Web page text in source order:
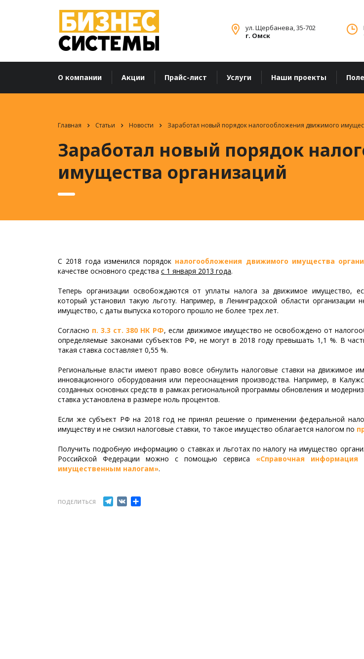
ул. Щербанева, 35-702
г. Омск
О компании Акции Прайс-лист Услуги Наши проекты
Главная Статьи Новости Заработал новый порядок налогообложения движимого
Заработал новый порядок
имущества организаций
С 2018 года изменился порядок налогообложения движимого имущества
качестве основного средства с 1 января 2013 года.
Теперь организации освобождаются от уплаты налога за движимое имущество,
который установил такую льготу. Например, в Ленинградской области организации
имущество, с даты выпуска которого прошло не более трех лет.
Согласно п. 3.3 ст. 380 НК РФ, если движимое имущество не освобождено от
определяемые законами субъектов РФ, не могут в 2018 году превышать 1,1 %. В
такая ставка составляет 0,55 %.
Региональные власти имеют право вовсе обнулить налоговые ставки на движимое
инновационного оборудования или переоснащения производства. Например, в
созданных основных средств в рамках региональной программы обновления и
ставка установлена в размере ноль процентов.
Если же субъект РФ на 2018 год не принял решение о применении федеральной
имуществу и не снизил налоговые ставки, то такое имущество облагается налогом по
Получить подробную информацию о ставках и льготах по налогу на имущество
Российской Федерации можно с помощью сервиса «Справочная
имущественным налогам».
ПОДЕЛИТЬСЯ Telegram
VK